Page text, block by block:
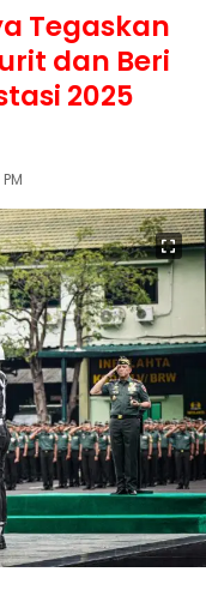
Tegaskan
dan Beri
2025